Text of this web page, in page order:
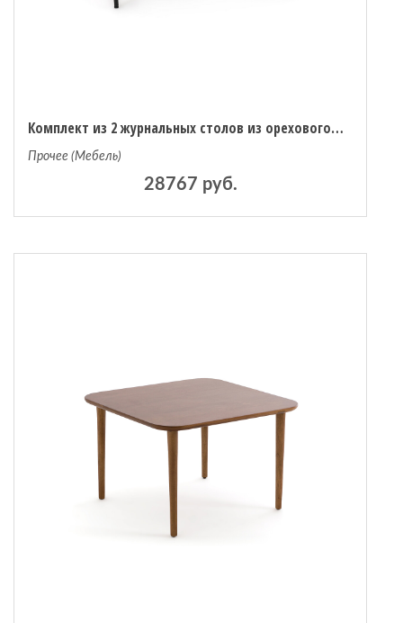
Комплект из 2 журнальных столов из орехового дерева Louna единый размер каштановый
Прочее (Мебель)
28767 руб.